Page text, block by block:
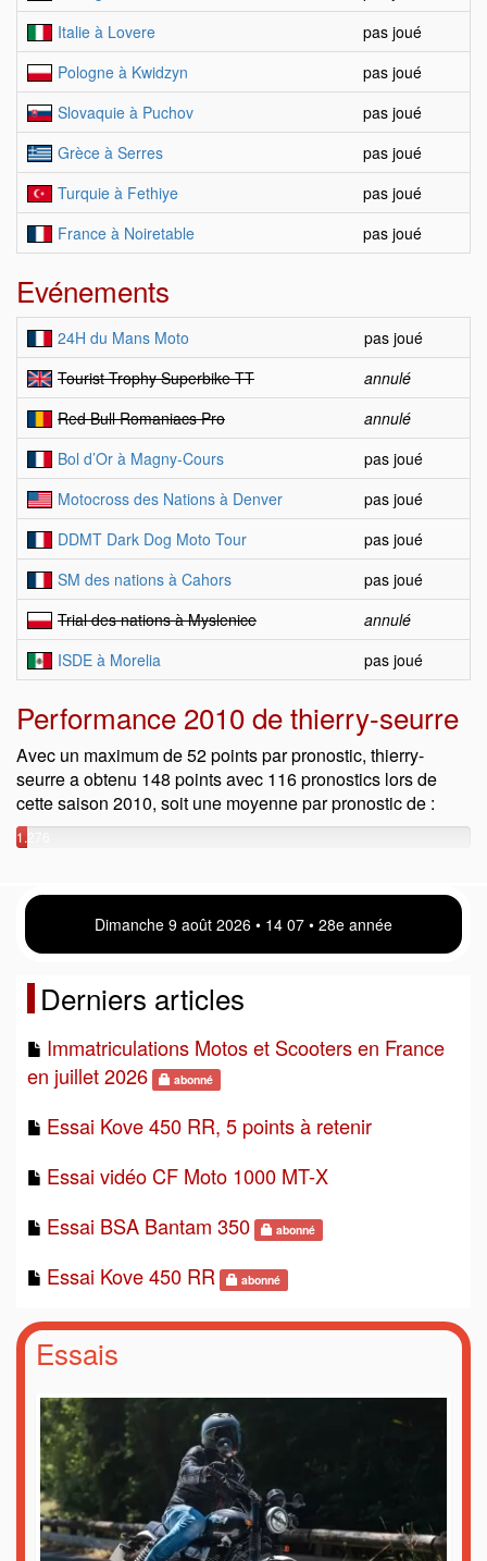
Italie à Lovere
pas joué
Pologne à Kwidzyn
pas joué
Slovaquie à Puchov
pas joué
Grèce à Serres
pas joué
Turquie à Fethiye
pas joué
France à Noiretable
pas joué
Evénements
24H du Mans Moto
pas joué
Tourist Trophy Superbike TT
annulé
Red Bull Romaniacs Pro
annulé
Bol d’Or à Magny-Cours
pas joué
Motocross des Nations à Denver
pas joué
DDMT Dark Dog Moto Tour
pas joué
SM des nations à Cahors
pas joué
Trial des nations à Myslenice
annulé
ISDE à Morelia
pas joué
Performance 2010 de thierry-seurre
Avec un maximum de 52 points par pronostic, thierry-
seurre a obtenu 148 points avec 116 pronostics lors de
cette saison 2010, soit une moyenne par pronostic de :
1.276
Dimanche 9 août 2026 • 14:07 • 28e année
Derniers articles
Immatriculations Motos et Scooters en France
en juillet 2026
abonné
Essai Kove 450 RR, 5 points à retenir
Essai vidéo CF Moto 1000 MT-X
Essai BSA Bantam 350
abonné
Essai Kove 450 RR abonné
Essais